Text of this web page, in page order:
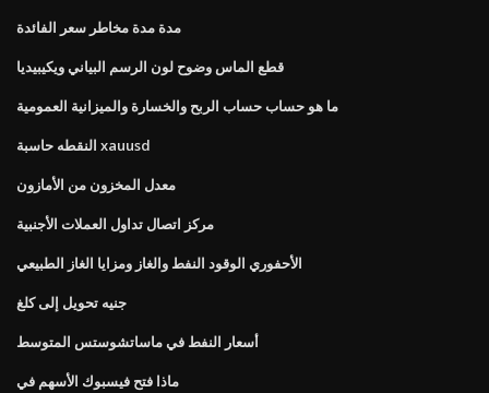
مدة مدة مخاطر سعر الفائدة
قطع الماس وضوح لون الرسم البياني ويكيبيديا
ما هو حساب حساب الربح والخسارة والميزانية العمومية
النقطه حاسبة xauusd
معدل المخزون من الأمازون
مركز اتصال تداول العملات الأجنبية
الأحفوري الوقود النفط والغاز ومزايا الغاز الطبيعي
جنيه تحويل إلى كلغ
أسعار النفط في ماساتشوستس المتوسط
ماذا فتح فيسبوك الأسهم في